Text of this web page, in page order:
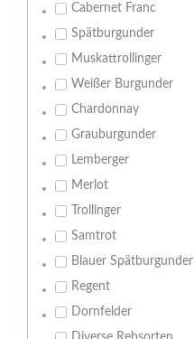
Cabernet Franc
Spätburgunder
Muskattrollinger
Weißer Burgunder
Chardonnay
Grauburgunder
Lemberger
Merlot
Trollinger
Samtrot
Blauer Spätburgunder
Regent
Dornfelder